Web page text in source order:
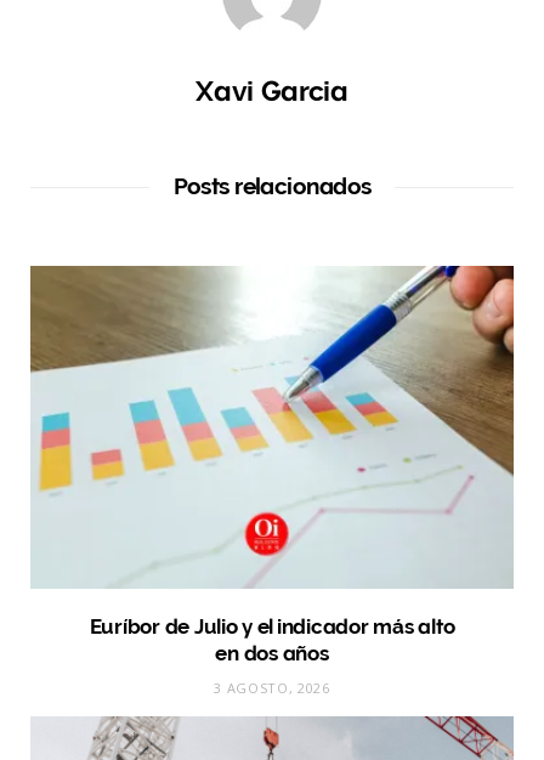
Xavi Garcia
Posts relacionados
Euríbor de Julio y el indicador más alto
en dos años
3 AGOSTO, 2026